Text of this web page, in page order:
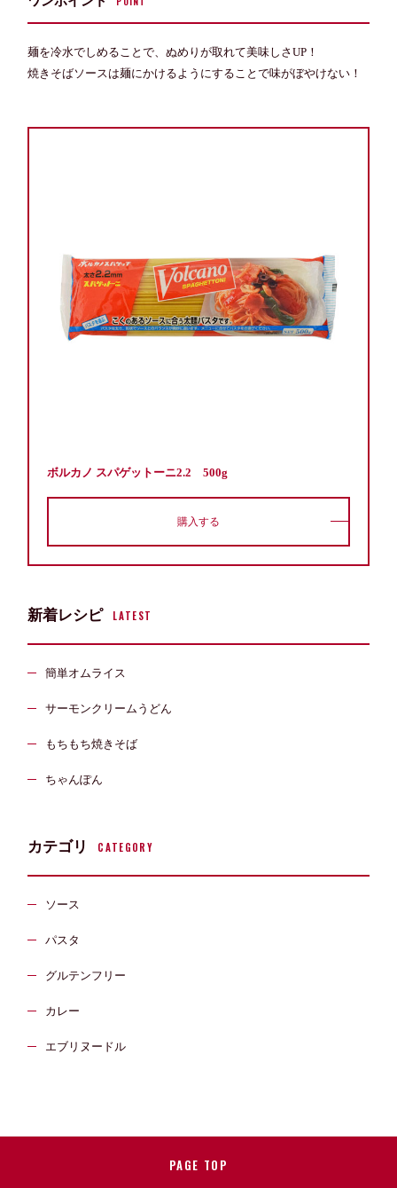
麺を冷水でしめることで、ぬめりが取れて美味しさUP！
焼きそばソースは麺にかけるようにすることで味がぼやけない！
ボルカノ スパゲットーニ2.2 500g
購入する
新着レシピ LATEST
簡単オムライス
サーモンクリームうどん
もちもち焼きそば
ちゃんぽん
カテゴリ CATEGORY
ソース
パスタ
グルテンフリー
カレー
エブリヌードル
PAGE TOP